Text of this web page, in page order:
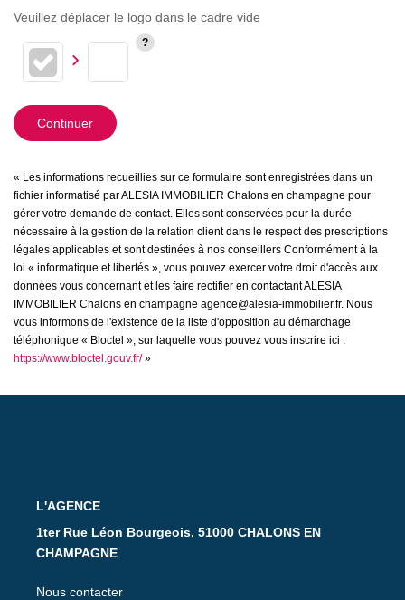
Veuillez déplacer le logo dans le cadre vide
Continuer
« Les informations recueillies sur ce formulaire sont enregistrées dans un
fichier informatisé par ALESIA IMMOBILIER Chalons en champagne pour
gérer votre demande de contact. Elles sont conservées pour la durée
nécessaire à la gestion de la relation client dans le respect des prescriptions
légales applicables et sont destinées à nos conseillers Conformément à la
loi « informatique et libertés », vous pouvez exercer votre droit d'accès aux
données vous concernant et les faire rectifier en contactant ALESIA
IMMOBILIER Chalons en champagne agence@alesia-immobilier.fr. Nous
vous informons de l'existence de la liste d'opposition au démarchage
téléphonique « Bloctel », sur laquelle vous pouvez vous inscrire ici :
https://www.bloctel.gouv.fr/»
L'AGENCE
1ter Rue Léon Bourgeois, 51000 CHALONS EN
CHAMPAGNE
Nous contacter